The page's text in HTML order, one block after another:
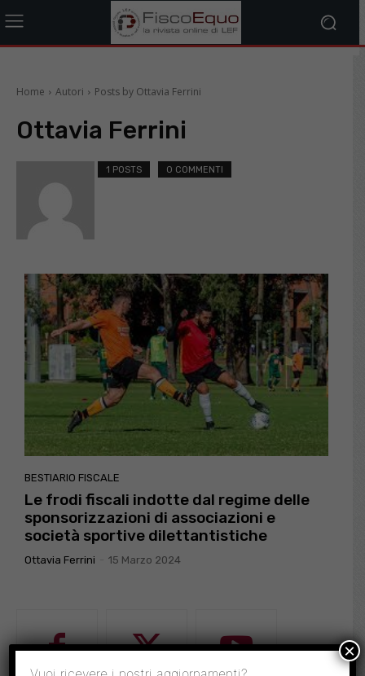
Home Autori Posts by Ottavia Ferrini
Ottavia Ferrini
1 POSTS 0 COMMENTI
BESTIARIO FISCALE
Le frodi fiscali indotte dal regime delle
sponsorizzazioni di associazioni e
società sportive dilettantistiche
Ottavia Ferrini 15 Marzo 2024
×